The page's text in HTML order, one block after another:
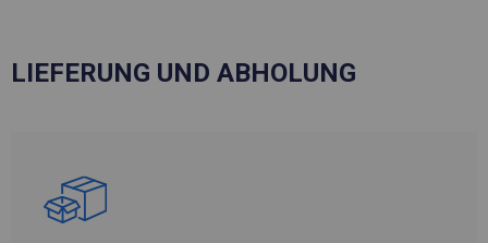
LIEFERUNG UND ABHOLUNG